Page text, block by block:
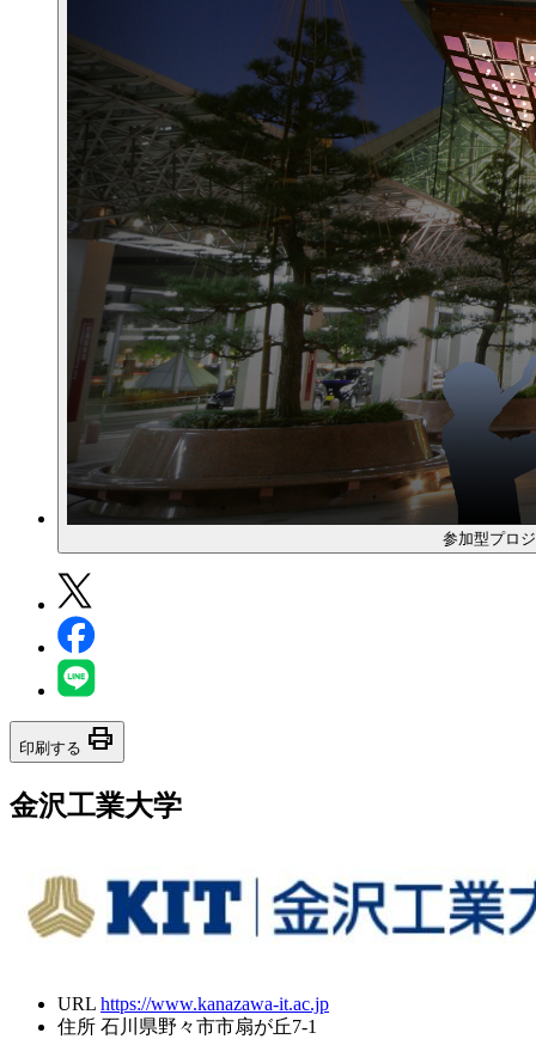
参加型プロ
印刷する print
金沢工業大学
URL https://www.kanazawa-it.ac.jp
住所 石川県野々市市扇が丘7-1